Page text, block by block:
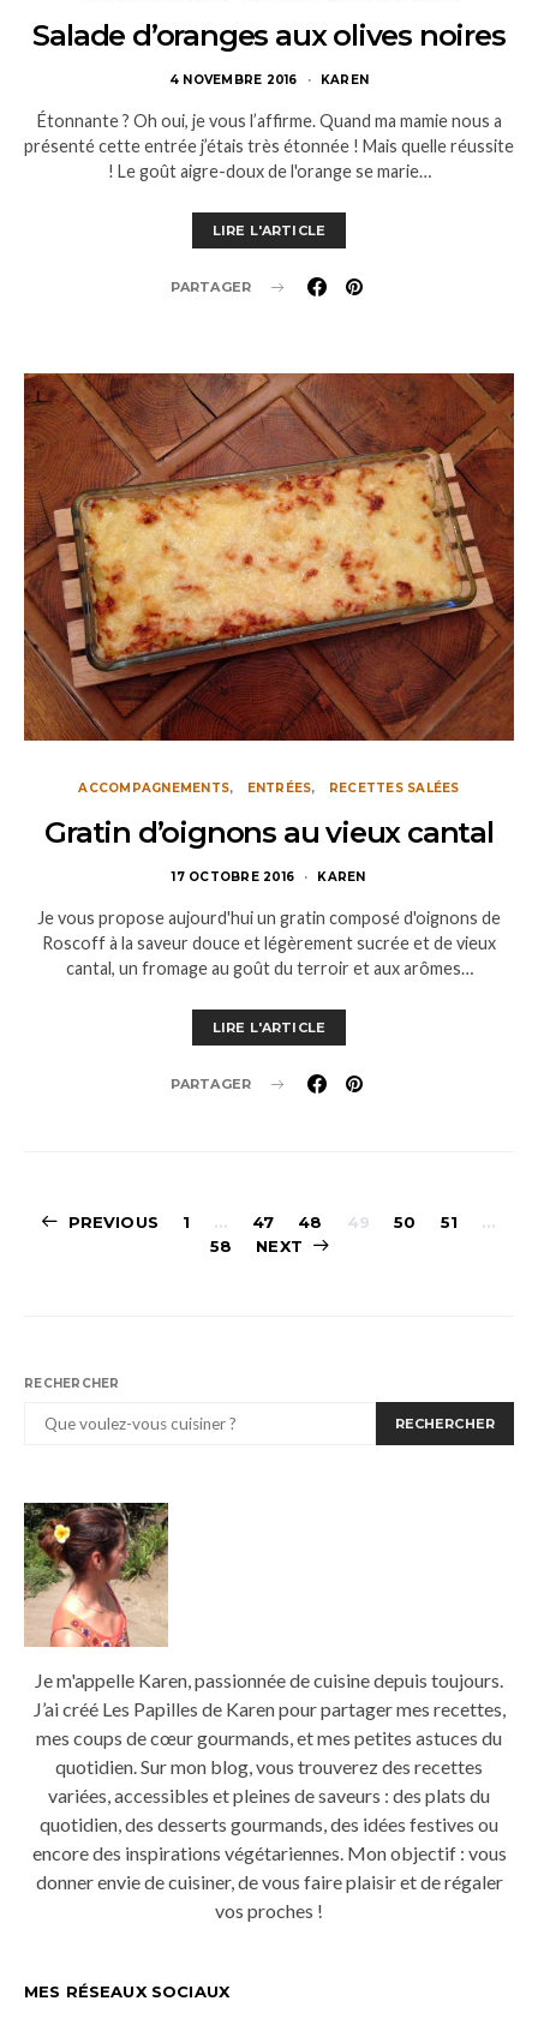
Salade d’oranges aux olives noires
4 NOVEMBRE 2016 KAREN
Étonnante ? Oh oui, je vous l’affirme. Quand ma mamie nous a
présenté cette entrée j’étais très étonnée ! Mais quelle réussite
! Le goût aigre-doux de l'orange se marie…
LIRE L'ARTICLE
PARTAGER
ACCOMPAGNEMENTS ENTRÉES RECETTES SALÉES
Gratin d’oignons au vieux cantal
17 OCTOBRE 2016 KAREN
Je vous propose aujourd'hui un gratin composé d'oignons de
Roscoff à la saveur douce et légèrement sucrée et de vieux
cantal, un fromage au goût du terroir et aux arômes…
LIRE L'ARTICLE
PARTAGER
Pagination
des
PREVIOUS 1 … 47 48 49 50 51
…
58
NEXT
RECHERCHER
RECHERCHER
Je m'appelle Karen, passionnée de cuisine depuis toujours.
J’ai créé Les Papilles de Karen pour partager mes recettes,
mes coups de cœur gourmands, et mes petites astuces du
quotidien. Sur mon blog, vous trouverez des recettes
variées, accessibles et pleines de saveurs : des plats du
quotidien, des desserts gourmands, des idées festives ou
encore des inspirations végétariennes. Mon objectif : vous
donner envie de cuisiner, de vous faire plaisir et de régaler
vos proches !
MES RÉSEAUX SOCIAUX